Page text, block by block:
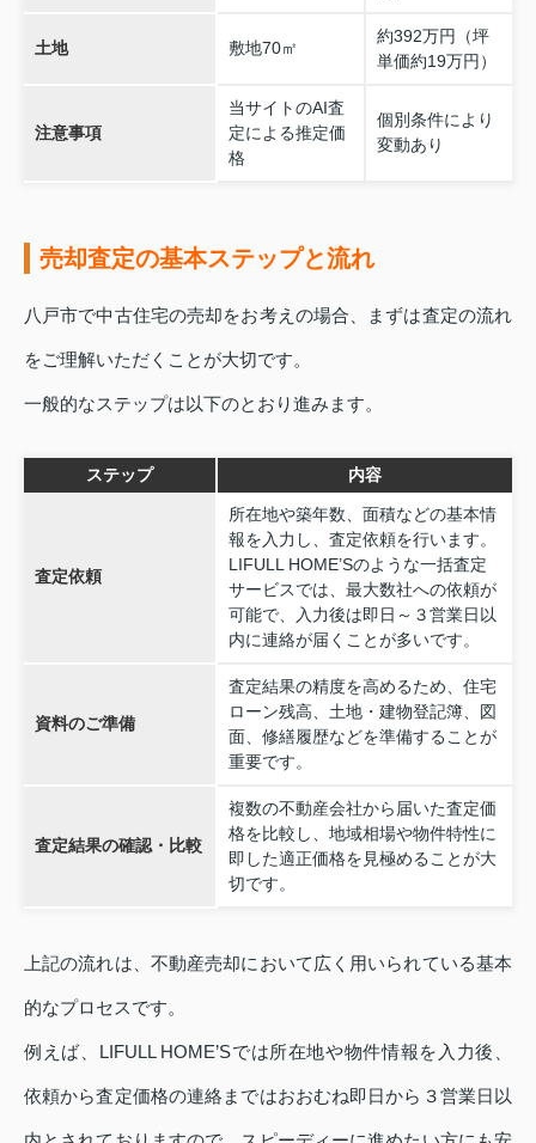
土地 敷地70㎡
約392万円（坪
単価約19万円）
注意事項
当サイトのAI査
定による推定価
格
個別条件により
変動あり
売却査定の基本ステップと流れ
八戸市で中古住宅の売却をお考えの場合、まずは査定の流れ
をご理解いただくことが大切です。
一般的なステップは以下のとおり進みます。
ステップ 内容
査定依頼
所在地や築年数、面積などの基本情
報を入力し、査定依頼を行います。
LIFULL HOME’Sのような一括査定
サービスでは、最大数社への依頼が
可能で、入力後は即日～３営業日以
内に連絡が届くことが多いです。
資料のご準備
査定結果の精度を高めるため、住宅
ローン残高、土地・建物登記簿、図
面、修繕履歴などを準備することが
重要です。
査定結果の確認・比較
複数の不動産会社から届いた査定価
格を比較し、地域相場や物件特性に
即した適正価格を見極めることが大
切です。
上記の流れは、不動産売却において広く用いられている基本
的なプロセスです。
例えば、LIFULL HOME’Sでは所在地や物件情報を入力後、
依頼から査定価格の連絡まではおおむね即日から３営業日以